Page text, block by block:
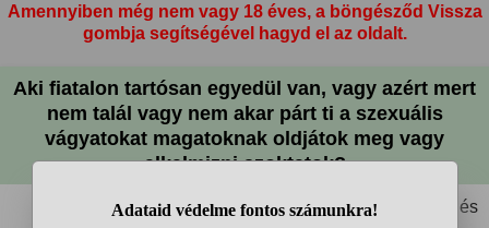
Amennyiben még nem vagy 18 éves, a böngésződ Vissza
gombja segítségével hagyd el az oldalt.
Aki fiatalon tartósan egyedül van, vagy azért mert
nem talál vagy nem akar párt ti a szexuális
vágyatokat magatoknak oldjátok meg vagy
alkalmizni szoktatok?
Figyelt kérdés